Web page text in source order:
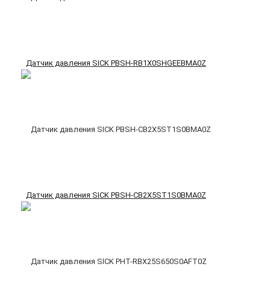
Датчик давления SICK PBSH-RB1X0SHGEEBMA0Z
Датчик давления SICK PBSH-CB2X5ST1S0BMA0Z